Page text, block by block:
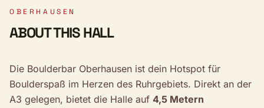
OBERHAUSEN
ABOUT THIS HALL
Die Boulderbar Oberhausen ist dein Hotspot für
Boulderspaß im Herzen des Ruhrgebiets. Direkt an der
A3 gelegen, bietet die Halle auf 4,5 Metern